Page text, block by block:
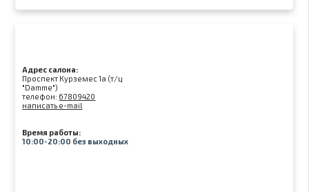
Адрес салона:
Проспект Курземес 1а (т/ц
"Damme")
телефон: 67809420
написать e-mail
Время работы:
10:00-20:00 без выходных